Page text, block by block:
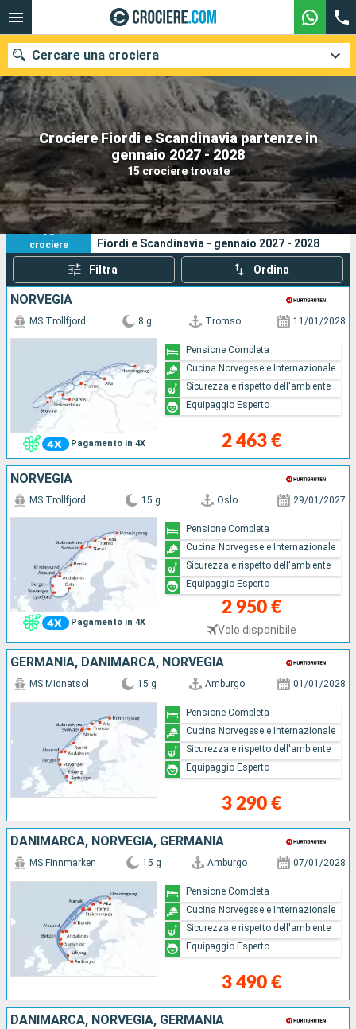
Crociere Fiordi e Scandinavia partenze in
gennaio 2027 - 2028
15 crociere trovate
Cercare una crociera
Le nostre destinazioni
Mesi di partenza
Porti Compagnie
Ricerca
15
crociere
I tuoi criteri di ricerca:
Fiordi e Scandinavia - gennaio 2027 - 2028
Filtra Ordina
NORVEGIA
Pagamento in 4X
MS Trollfjord 8 g Tromso 11/01/2028
2 463 €
Pensione Completa
Cucina Norvegese e Internazionale
Sicurezza e rispetto dell'ambiente
Equipaggio Esperto
NORVEGIA
Pagamento in 4X
MS Trollfjord 15 g Oslo 29/01/2027
2 950 €
Volo disponibile
Pensione Completa
Cucina Norvegese e Internazionale
Sicurezza e rispetto dell'ambiente
Equipaggio Esperto
GERMANIA, DANIMARCA, NORVEGIA
MS Midnatsol 15 g Amburgo 01/01/2028
3 290 €
Pensione Completa
Cucina Norvegese e Internazionale
Sicurezza e rispetto dell'ambiente
Equipaggio Esperto
DANIMARCA, NORVEGIA, GERMANIA
MS Finnmarken 15 g Amburgo 07/01/2028
3 490 €
Pensione Completa
Cucina Norvegese e Internazionale
Sicurezza e rispetto dell'ambiente
Equipaggio Esperto
DANIMARCA, NORVEGIA, GERMANIA